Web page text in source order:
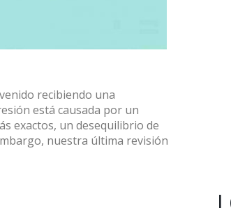
recibiendo una
está causada por un
exactos, un desequilibrio de
nuestra última revisión